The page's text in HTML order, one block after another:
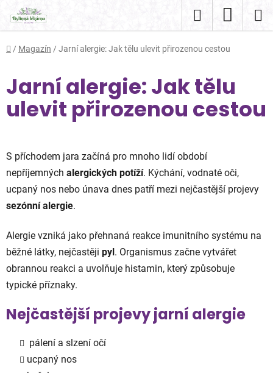
obsah
Hledat
KOŠÍK
Domů
/ Magazín / Jarní alergie: Jak tělu ulevit přirozenou cestou
Jarní alergie: Jak tělu
ulevit přirozenou cestou
S příchodem jara začíná pro mnoho lidí období
nepříjemných alergických potíží. Kýchání, vodnaté oči,
ucpaný nos nebo únava dnes patří mezi nejčastější projevy
sezónní alergie.
Alergie vzniká jako přehnaná reakce imunitního systému na
běžné látky, nejčastěji pyl. Organismus začne vytvářet
obrannou reakci a uvolňuje histamin, který způsobuje
typické příznaky.
Nejčastější projevy jarní alergie
pálení a slzení očí
ucpaný nos